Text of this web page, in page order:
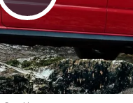
Play Video